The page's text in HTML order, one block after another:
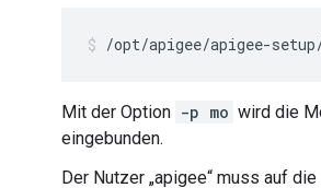
/opt/apigee/apigee-
Mit der Option -p mo wird die
eingebunden.
Der Nutzer „apigee“ muss auf